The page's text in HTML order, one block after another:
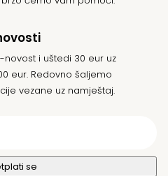
novost i uštedi 30 eur uz
eur. Redovno šaljemo
vezane uz namještaj.